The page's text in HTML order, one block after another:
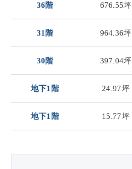
36階 676.55坪
31階 964.36坪
30階 397.04坪
地下1階 24.97坪
地下1階 15.77坪